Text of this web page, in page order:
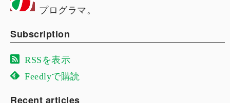
プログラマ。
Subscription
RSSを表示
Feedlyで購読
Recent articles